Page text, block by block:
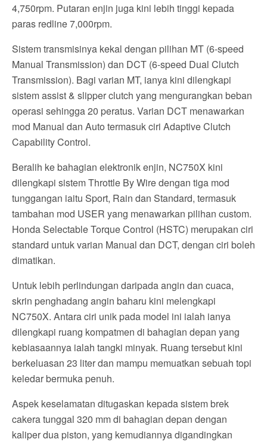
4,750rpm. Putaran enjin juga kini lebih tinggi kepada
paras redline 7,000rpm.
Sistem transmisinya kekal dengan pilihan MT (6-speed
Manual Transmission) dan DCT (6-speed Dual Clutch
Transmission). Bagi varian MT, ianya kini dilengkapi
sistem assist & slipper clutch yang mengurangkan beban
operasi sehingga 20 peratus. Varian DCT menawarkan
mod Manual dan Auto termasuk ciri Adaptive Clutch
Capability Control.
Beralih ke bahagian elektronik enjin, NC750X kini
dilengkapi sistem Throttle By Wire dengan tiga mod
tunggangan iaitu Sport, Rain dan Standard, termasuk
tambahan mod USER yang menawarkan pilihan custom.
Honda Selectable Torque Control (HSTC) merupakan ciri
standard untuk varian Manual dan DCT, dengan ciri boleh
dimatikan.
Untuk lebih perlindungan daripada angin dan cuaca,
skrin penghadang angin baharu kini melengkapi
NC750X. Antara ciri unik pada model ini ialah ianya
dilengkapi ruang kompatmen di bahagian depan yang
kebiasaannya ialah tangki minyak. Ruang tersebut kini
berkeluasan 23 liter dan mampu memuatkan sebuah topi
keledar bermuka penuh.
Aspek keselamatan ditugaskan kepada sistem brek
cakera tunggal 320 mm di bahagian depan dengan
kaliper dua piston, yang kemudiannya digandingkan